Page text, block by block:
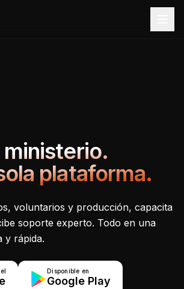
One -
plataforma.
voluntarios y producción, capacita
soporte experto. Todo en una
y rápida.
Disponible en
Google Play